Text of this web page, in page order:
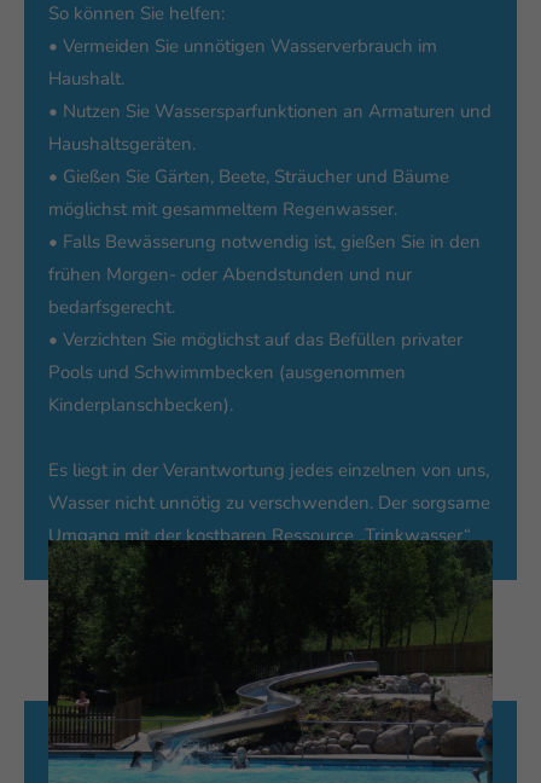
So können Sie helfen:
• Vermeiden Sie unnötigen Wasserverbrauch im
Haushalt.
• Nutzen Sie Wassersparfunktionen an Armaturen und
Haushaltsgeräten.
• Gießen Sie Gärten, Beete, Sträucher und Bäume
möglichst mit gesammeltem Regenwasser.
• Falls Bewässerung notwendig ist, gießen Sie in den
frühen Morgen- oder Abendstunden und nur
bedarfsgerecht.
• Verzichten Sie möglichst auf das Befüllen privater
Pools und Schwimmbecken (ausgenommen
Kinderplanschbecken).
Es liegt in der Verantwortung jedes einzelnen von uns,
Wasser nicht unnötig zu verschwenden. Der sorgsame
Umgang mit der kostbaren Ressource „Trinkwasser“
wird wegen der Auswirkungen des Klimawandels
immer wichtiger. Um die Situation zu stabilisieren,
bitten wir um einen bewussten, nachhaltigen und
sparsamen Umgang mit dem Lebensmittel
Trinkwasser. Jeder freiwillige Beitrag hilft, die
vorhandenen Reserven zu schonen.